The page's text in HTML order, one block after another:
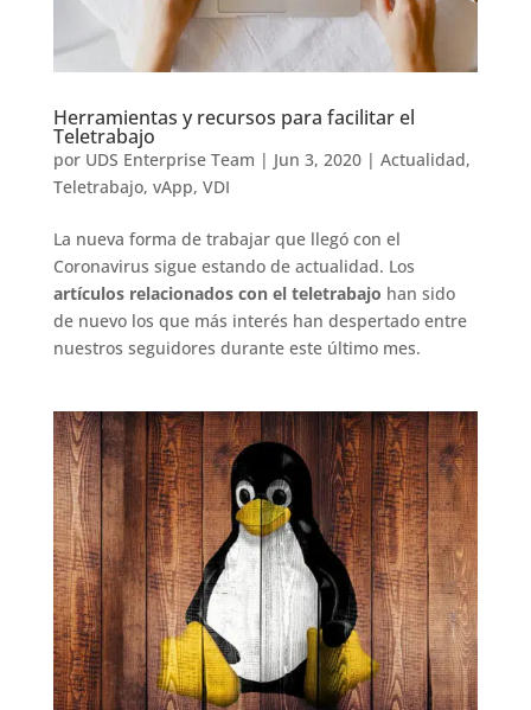
Herramientas y recursos para facilitar el
Teletrabajo
por UDS Enterprise Team | Jun 3, 2020| Actualidad,
Teletrabajo, vApp, VDI
La nueva forma de trabajar que llegó con el
Coronavirus sigue estando de actualidad. Los
artículos relacionados con el teletrabajo han sido
de nuevo los que más interés han despertado entre
nuestros seguidores durante este último mes.